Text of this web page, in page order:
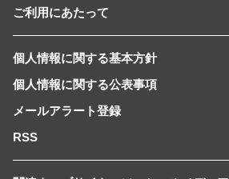
ご利用にあたって
個人情報に関する基本方針
個人情報に関する公表事項
メールアラート登録
RSS